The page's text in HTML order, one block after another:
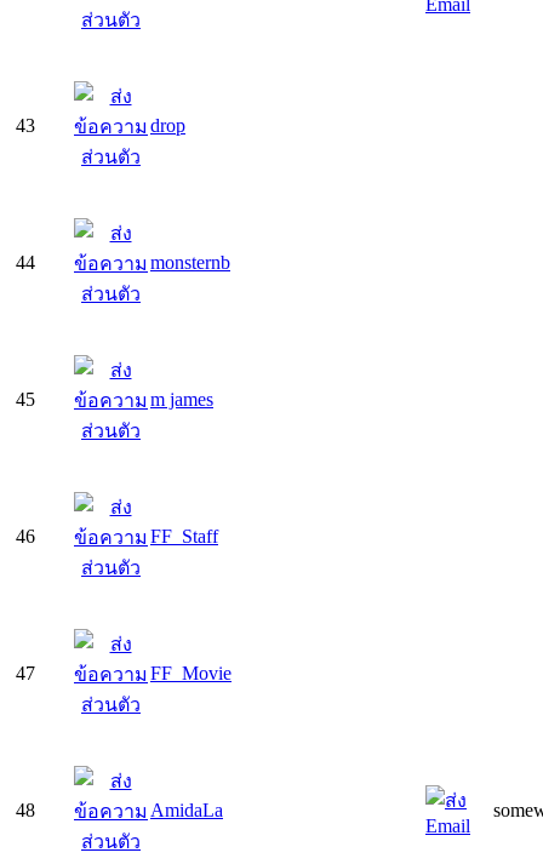
43 drop
44 monsternb
45 m james
46 FF_Staff
47 FF_Movie
48 AmidaLa